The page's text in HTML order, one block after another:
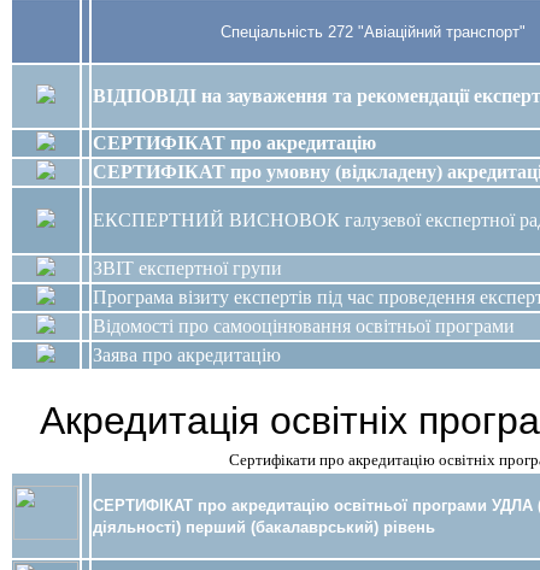
Спеціальність 272 "Авіаційний
ВІДПОВІДІ на зауваження та рекомендації
СЕРТИФІКАТ про акредитацію
СЕРТИФІКАТ про умовну (відкладену)
ЕКСПЕРТНИЙ ВИСНОВОК галузевої експертної
ЗВІТ експертної групи
Програма візиту експертів під час проведення
Відомості про самооцінювання освітньої програми
Заява про акредитацію
Акредитація освітніх
Сертифікати про акредитацію освітніх
СЕРТИФІКАТ про акредитацію освітньої програми УДЛА
діяльності) перший (бакалаврський) рівень